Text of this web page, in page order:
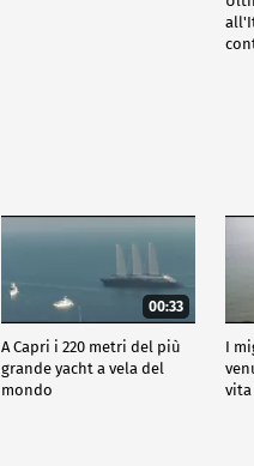
00:33
A Capri i 220 metri del più
grande yacht a vela del
mondo
I